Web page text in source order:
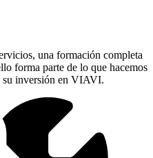
una formación completa
forma parte de lo que hacemos
su inversión en VIAVI.